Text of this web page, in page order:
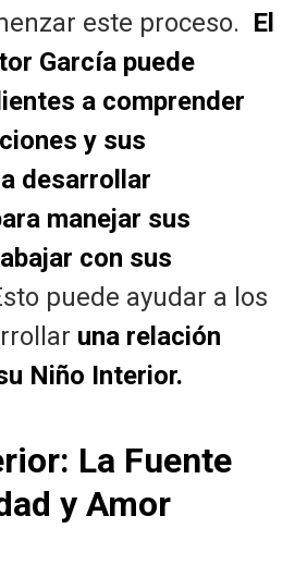
este proceso. El
García puede
a comprender
y sus
desarrollar
manejar sus
con sus
puede ayudar a los
una relación
Niño Interior.
La Fuente
y Amor